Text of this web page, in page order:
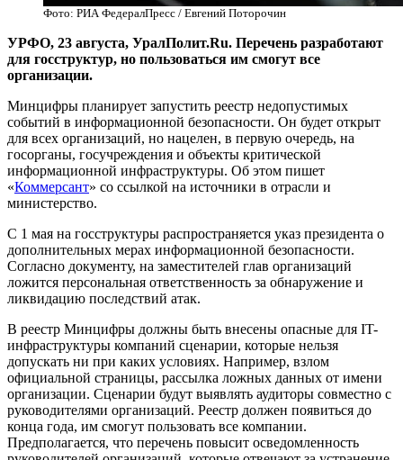
Фото: РИА ФедералПресс / Евгений Поторочин
УРФО, 23 августа, УралПолит.Ru. Перечень разработают
для госструктур, но пользоваться им смогут все
организации.
Минцифры планирует запустить реестр недопустимых
событий в информационной безопасности. Он будет открыт
для всех организаций, но нацелен, в первую очередь, на
госорганы, госучреждения и объекты критической
информационной инфраструктуры. Об этом пишет
«Коммерсант» со ссылкой на источники в отрасли и
министерство.
С 1 мая на госструктуры распространяется указ президента о
дополнительных мерах информационной безопасности.
Согласно документу, на заместителей глав организаций
ложится персональная ответственность за обнаружение и
ликвидацию последствий атак.
В реестр Минцифры должны быть внесены опасные для IT-
инфраструктуры компаний сценарии, которые нельзя
допускать ни при каких условиях. Например, взлом
официальной страницы, рассылка ложных данных от имени
организации. Сценарии будут выявлять аудиторы совместно с
руководителями организаций. Реестр должен появиться до
конца года, им смогут пользовать все компании.
Предполагается, что перечень повысит осведомленность